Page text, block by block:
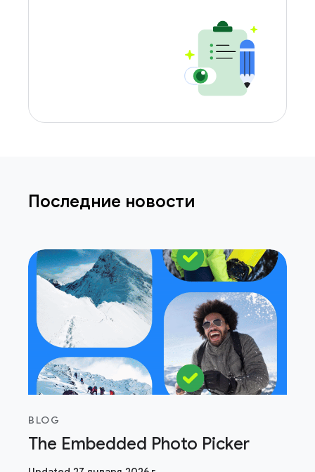
Последние новости
BLOG
The Embedded Photo Picker